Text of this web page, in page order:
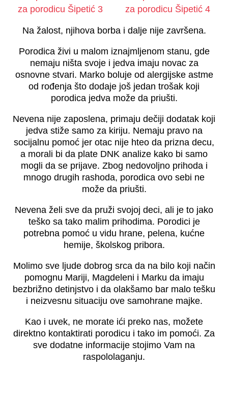
Na žalost, njihova borba i dalje nije završena.
Porodica živi u malom iznajmljenom stanu, gde
nemaju ništa svoje i jedva imaju novac za
osnovne stvari. Marko boluje od alergijske astme
od rođenja što dodaje još jedan trošak koji
porodica jedva može da priušti.
Nevena nije zaposlena, primaju dečiji dodatak koji
jedva stiže samo za kiriju. Nemaju pravo na
socijalnu pomoć jer otac nije hteo da prizna decu,
a morali bi da plate DNK analize kako bi samo
mogli da se prijave. Zbog nedovoljno prihoda i
mnogo drugih rashoda, porodica ovo sebi ne
može da priušti.
Nevena želi sve da pruži svojoj deci, ali je to jako
teško sa tako malim prihodima. Porodici je
potrebna pomoć u vidu hrane, pelena, kućne
hemije, školskog pribora.
Molimo sve ljude dobrog srca da na bilo koji način
pomognu Mariji, Magdeleni i Marku da imaju
bezbrižno detinjstvo i da olakšamo bar malo tešku
i neizvesnu situaciju ove samohrane majke.
Kao i uvek, ne morate ići preko nas, možete
direktno kontaktirati porodicu i tako im pomoći. Za
sve dodatne informacije stojimo Vam na
raspololaganju.